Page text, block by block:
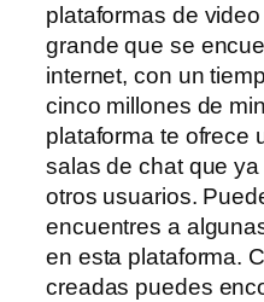
plataformas de
grande que se
internet, con un
cinco millones de
plataforma te ofrece
salas de chat que
otros usuarios.
encuentres a
en esta plataforma.
creadas puedes